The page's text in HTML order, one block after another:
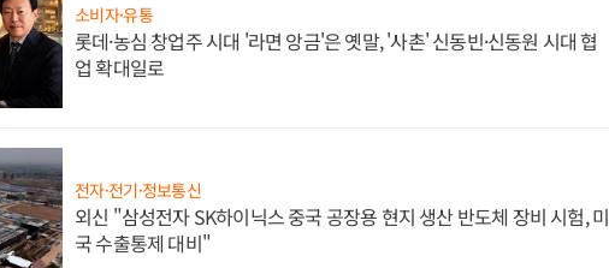
소비자·유통
롯데·농심 창업주 시대 '라면 앙금'은 옛말, '사촌' 신동빈·신동원 시대 협
업 확대일로
전자·전기·정보통신
외신 "삼성전자 SK하이닉스 중국 공장용 현지 생산 반도체 장비 시험, 미
국 수출통제 대비"